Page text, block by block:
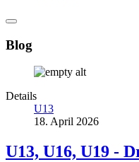
Blog
Details
U13
18. April 2026
U13, U16, U19 -